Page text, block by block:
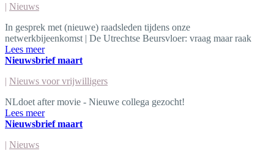
| Nieuws
In gesprek met (nieuwe) raadsleden tijdens onze
netwerkbijeenkomst | De Utrechtse Beursvloer: vraag maar raak
Lees meer
Nieuwsbrief maart
| Nieuws voor vrijwilligers
NLdoet after movie - Nieuwe collega gezocht!
Lees meer
Nieuwsbrief maart
| Nieuws